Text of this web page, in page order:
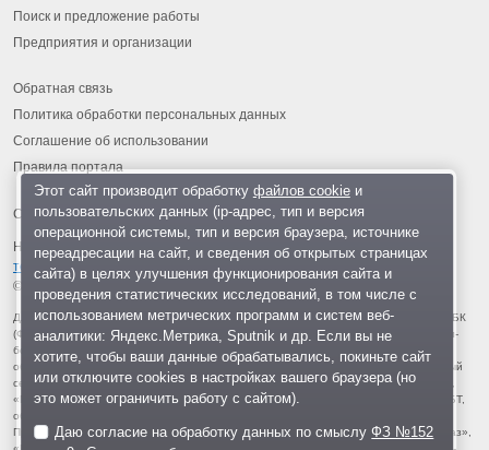
Поиск и предложение работы
Предприятия и организации
Обратная связь
Политика обработки персональных данных
Соглашение об использовании
Правила портала
На информационном ресурсе применяются
технологии
© 2013-2026 «ОИНФО»,
сделано в Одинцово
Для читателей: В России признаны экстремистскими и запрещены организации ФБК
(Фонд борьбы с коррупцией, признан иноагентом), Штабы Навального, «Национал-
большевистская партия», «Свидетели Иеговы», «Армия воли народа», «Русский
общенациональный союз», «Движение против нелегальной иммиграции», «Правый
сектор», УНА-УНСО, УПА, «Тризуб им. Степана Бандеры», «Мизантропик дивижн»,
«Меджлис крымскотатарского народа», движение «Артподготовка», движение ЛГБТ,
общероссийская политическая партия «Воля», АУЕ, батальоны «Азов» и «Айдар».
Признаны террористическими и запрещены: «Движение Талибан», «Имарат Кавказ»,
Этот сайт производит обработку файлов cookieи
пользовательских данных (ip-адрес, тип и версия
операционной системы, тип и версия браузера, источнике
переадресации на сайт, и сведения об открытых страницах
сайта) в целях улучшения функционирования сайта и
проведения статистических исследований, в том числе с
использованием метрических программ и систем веб-
аналитики: Яндекс.Метрика, Sputnik и др. Если вы не
хотите, чтобы ваши данные обрабатывались, покиньте сайт
или отключите cookies в настройках вашего браузера (но
это может ограничить работу с сайтом).
Даю согласие на обработку данных по смыслуФЗ №152